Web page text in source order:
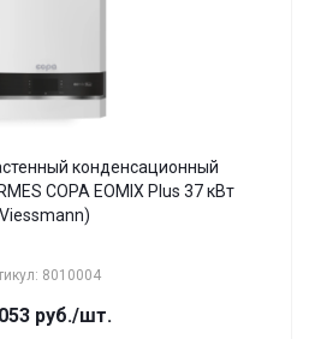
конденсационный
COPA EOMIX Plus 37 кВт
8010004
руб./шт.